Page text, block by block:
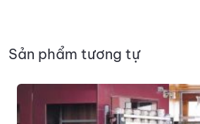
Sản phẩm tương tự